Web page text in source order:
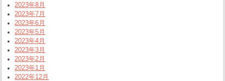
2023年8月
2023年7月
2023年6月
2023年5月
2023年4月
2023年3月
2023年2月
2023年1月
2022年12月